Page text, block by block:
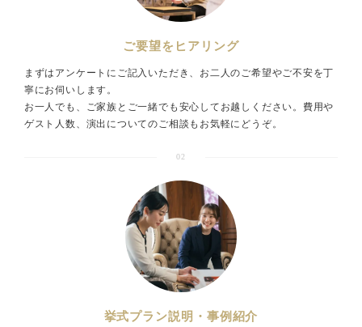
ご要望をヒアリング
まずはアンケートにご記入いただき、お二人のご希望やご不安を丁
寧にお伺いします。
お一人でも、ご家族とご一緒でも安心してお越しください。費用や
ゲスト人数、演出についてのご相談もお気軽にどうぞ。
02
挙式プラン説明・事例紹介